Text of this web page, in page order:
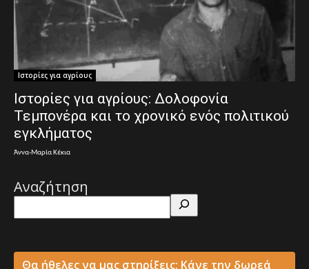
Ιστορίες για αγρίους
Ιστορίες για αγρίους: Δολοφονία
Τεμπονέρα και το χρονικό ενός πολιτικού
εγκλήματος
Άννα-Μαρία Κέκια
Αναζήτηση
Θα ήθελες να μας στηρίξεις; Κάνε την δωρεά